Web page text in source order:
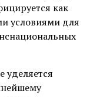
как
условиями для
уделяется